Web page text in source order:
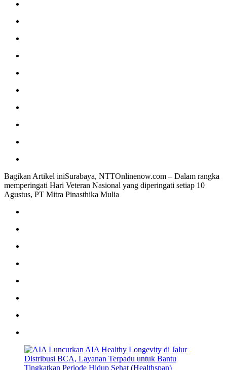
Bagikan Artikel iniSurabaya, NTTOnlinenow.com – Dalam rangka
memperingati Hari Veteran Nasional yang diperingati setiap 10
Agustus, PT Mitra Pinasthika Mulia